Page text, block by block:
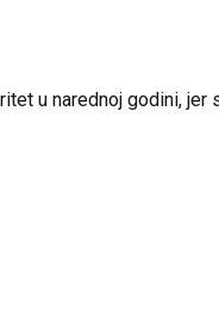
u narednoj godini, jer